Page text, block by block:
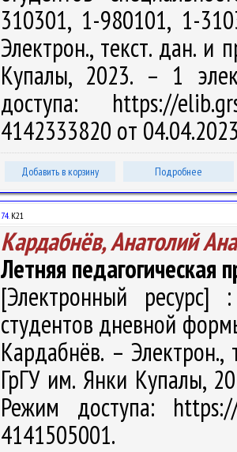
310301, 1-980101, 1-
Электрон., текст. дан. и
Купалы, 2023. – 1
доступа: https://
4142333820 от
Добавить в корзину Подробнее
74.К21
Кардабнёв, Анатолий
Летняя педагогическая
[Электронный ресурс]
студентов дневной
Кардабнёв. –
ГрГУ им. Янки Купалы,
Режим доступа:
4141505001.